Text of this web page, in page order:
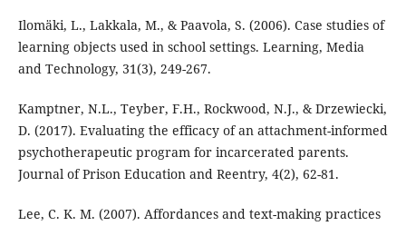
Ilomäki, L., Lakkala, M., & Paavola, S. (2006). Case studies of
learning objects used in school settings. Learning, Media
and Technology, 31(3), 249-267.
Kamptner, N.L., Teyber, F.H., Rockwood, N.J., & Drzewiecki,
D. (2017). Evaluating the efficacy of an attachment-informed
psychotherapeutic program for incarcerated parents.
Journal of Prison Education and Reentry, 4(2), 62-81.
Lee, C. K. M. (2007). Affordances and text-making practices